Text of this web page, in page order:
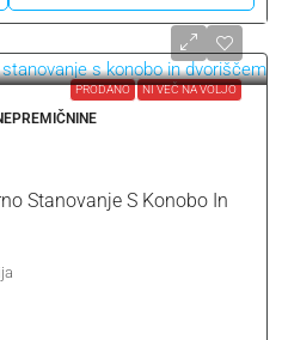
PRODANO NI VEČ NA VOLJO
Stanovanje S Konobo In